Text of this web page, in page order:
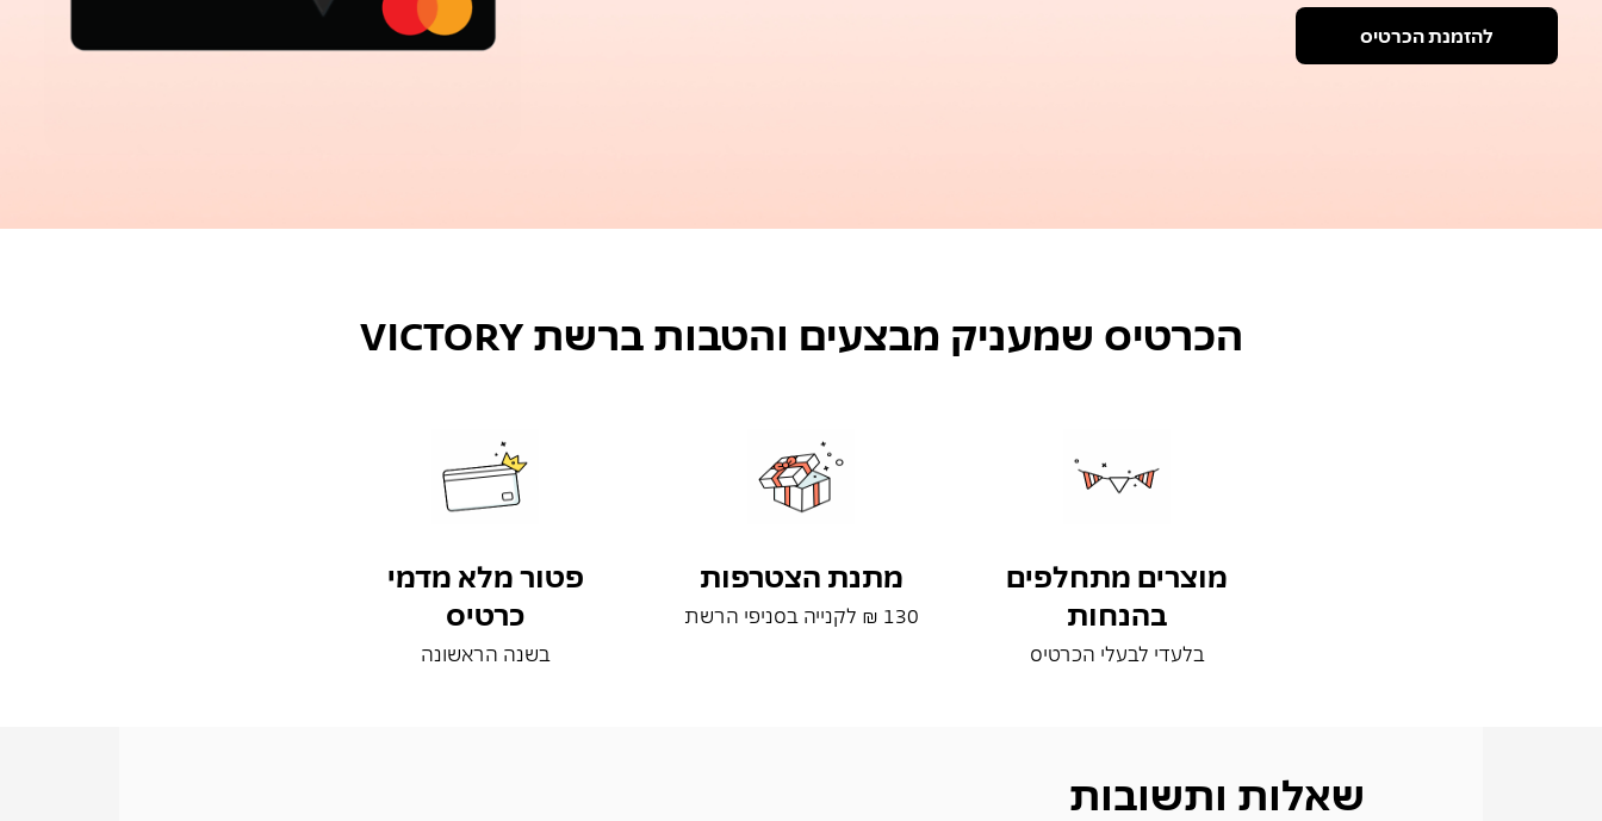
להזמנת הכרטיס
הכרטיס שמעניק מבצעים והטבות ברשת VICTORY
מוצרים מתחלפים
בהנחות
בלעדי לבעלי הכרטיס
מתנת הצטרפות
130 ₪ לקנייה בסניפי הרשת
פטור מלא מדמי
כרטיס
בשנה הראשונה
שאלות ותשובות